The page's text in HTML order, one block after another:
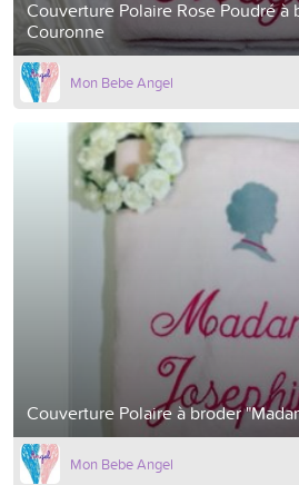
Couverture Polaire Rose Poudré à
Couronne
Mon Bebe Angel
Couverture Polaire à broder
Mon Bebe Angel